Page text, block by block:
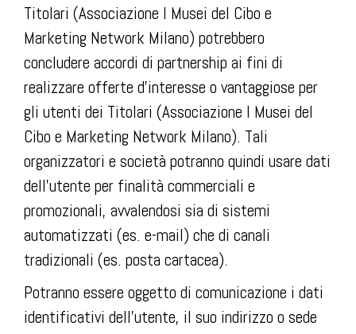
Titolari (Associazione I Musei del Cibo e
Marketing Network Milano) potrebbero
concludere accordi di partnership ai fini di
realizzare offerte d’interesse o vantaggiose per
gli utenti dei Titolari (Associazione I Musei del
Cibo e Marketing Network Milano). Tali
organizzatori e società potranno quindi usare dati
dell’utente per finalità commerciali e
promozionali, avvalendosi sia di sistemi
automatizzati (es. e-mail) che di canali
tradizionali (es. posta cartacea).
Potranno essere oggetto di comunicazione i dati
identificativi dell’utente, il suo indirizzo o sede